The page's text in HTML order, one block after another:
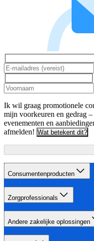
Ik wil graag promotionele
mijn voorkeuren en gedrag
evenementen en
afmelden! Wat betekent dit?
Consumentenproducten
Zorgprofessionals
Andere zakelijke oplossingen